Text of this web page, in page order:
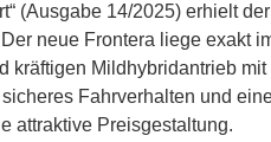
(Ausgabe 14/2025) erhielt
neue Frontera liege exakt
kräftigen Mildhybridantrieb
Fahrverhalten und
attraktive Preisgestaltung.